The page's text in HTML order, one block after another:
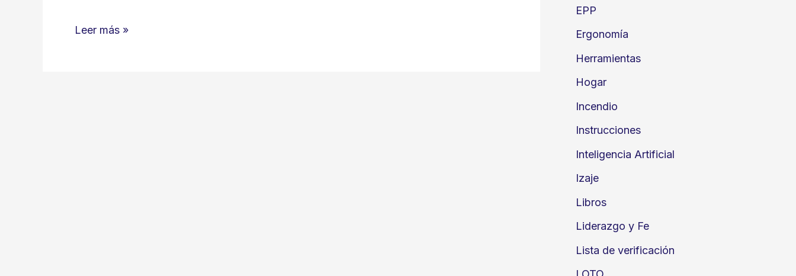
La
Leer más »
EPP
Ergonomía
Herramientas
Hogar
Incendio
Instrucciones
Inteligencia Artificial
Izaje
Libros
Liderazgo y Fe
Lista de verificación